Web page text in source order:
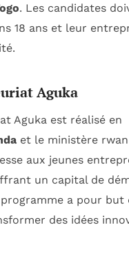
. Les candidates
18 ans et leur
Aguka
Aguka est réalisé en
et le ministère
aux jeunes
un capital de
programme a pour but
des idées